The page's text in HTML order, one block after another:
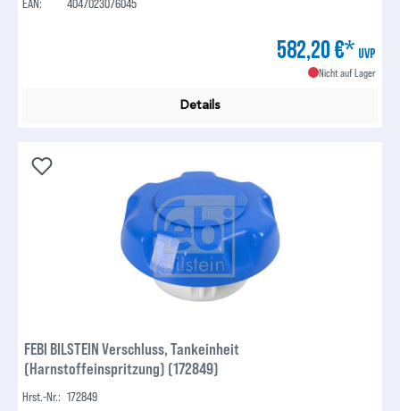
EAN:
4047023076045
582,20 €* UVP
Nicht auf Lager
Details
FEBI BILSTEIN Verschluss, Tankeinheit
(Harnstoffeinspritzung) (172849)
Hrst.-Nr.: 172849